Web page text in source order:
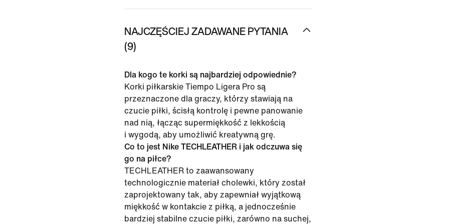
NAJCZĘŚCIEJ ZADAWANE PYTANIA
(9)
Dla kogo te korki są najbardziej odpowiednie?
Korki piłkarskie Tiempo Ligera Pro są
przeznaczone dla graczy, którzy stawiają na
czucie piłki, ścisłą kontrolę i pewne panowanie
nad nią, łącząc supermiękkość z lekkością
i wygodą, aby umożliwić kreatywną grę.
Co to jest Nike TECHLEATHER i jak odczuwa się
go na piłce?
TECHLEATHER to zaawansowany
technologicznie materiał cholewki, który został
zaprojektowany tak, aby zapewniał wyjątkową
miękkość w kontakcie z piłką, a jednocześnie
bardziej stabilne czucie piłki, zarówno na suchej,